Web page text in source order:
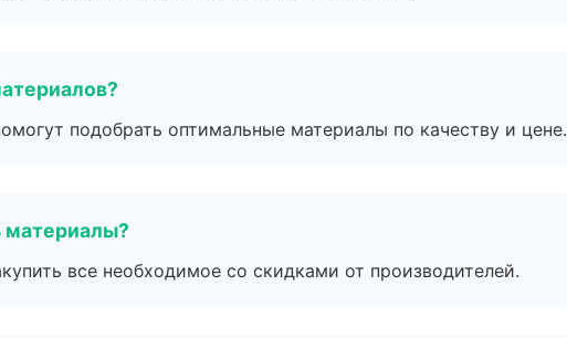
подобрать оптимальные материалы по качеству и цене.
материалы?
все необходимое со скидками от производителей.